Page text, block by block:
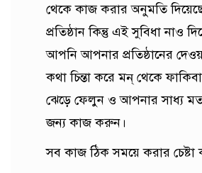
থেকে কাজ করার অনুমতি
প্রতিষ্ঠান কিন্তু এই সুবিধা নাও
আপনি আপনার প্রতিষ্ঠানের
কথা চিন্তা করে মন্ থেকে
ঝেড়ে ফেলুন ও আপনার সাধ্য মত
জন্য কাজ করুন।
সব কাজ ঠিক সময়ে করার